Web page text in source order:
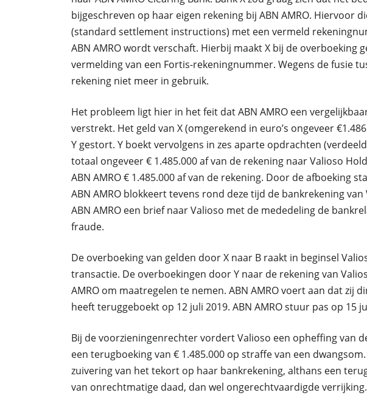
bijgeschreven op haar eigen rekening bij ABN AMRO. Hiervoor
(standard settlement instructions) met een vermeld
ABN AMRO wordt verschaft. Hierbij maakt X bij de overboeking
vermelding van een Fortis-rekeningnummer. Wegens de fusie
rekening niet meer in gebruik.
Het probleem ligt hier in het feit dat ABN AMRO een
verstrekt. Het geld van X (omgerekend in euro’s ongeveer
Y gestort. Y boekt vervolgens in zes aparte opdrachten
totaal ongeveer € 1.485.000 af van de rekening naar Valioso
ABN AMRO € 1.485.000 af van de rekening. Door de afboeking
ABN AMRO blokkeert tevens rond deze tijd de bankrekening
ABN AMRO een brief naar Valioso met de mededeling de
fraude.
De overboeking van gelden door X naar B raakt in beginsel
transactie. De overboekingen door Y naar de rekening van
AMRO om maatregelen te nemen. ABN AMRO voert aan dat zij
heeft teruggeboekt op 12 juli 2019. ABN AMRO stuur pas op 15
Bij de voorzieningenrechter vordert Valioso een opheffing van
een terugboeking van € 1.485.000 op straffe van een
zuivering van het tekort op haar bankrekening, althans een
van onrechtmatige daad, dan wel ongerechtvaardigde verrijking.